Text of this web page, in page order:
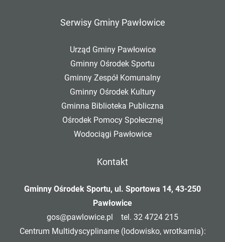
Serwisy Gminy Pawłowice
Urząd Gminy Pawłowice
Gminny Ośrodek Sportu
Gminny Zespół Komunalny
Gminny Ośrodek Kultury
Gminna Biblioteka Publiczna
Ośrodek Pomocy Społecznej
Wodociągi Pawłowice
Kontakt
Gminny Ośrodek Sportu, ul. Sportowa 14, 43-250
Pawłowice
gos@pawlowice.pl tel. 32 4724 215
Centrum Multidyscyplinarne (lodowisko, wrotkarnia):